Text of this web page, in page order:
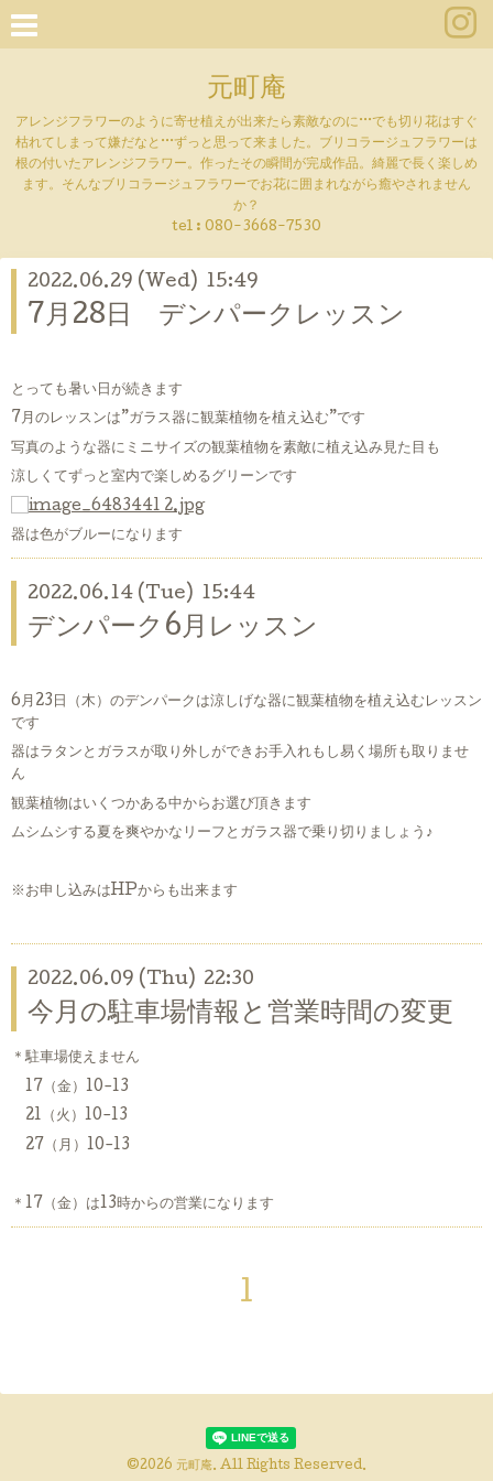
元町庵
アレンジフラワーのように寄せ植えが出来たら素敵なのに···でも切り花はすぐ
枯れてしまって嫌だなと···ずっと思って来ました。ブリコラージュフラワーは
根の付いたアレンジフラワー。作ったその瞬間が完成作品。綺麗で長く楽しめ
ます。そんなブリコラージュフラワーでお花に囲まれながら癒やされません
か？
tel : 080-3668-7530
2022.06.29 (Wed) 15:49
7月28日 デンパークレッスン
とっても暑い日が続きます
7月のレッスンは”ガラス器に観葉植物を植え込む”です
写真のような器にミニサイズの観葉植物を素敵に植え込み見た目も
涼しくてずっと室内で楽しめるグリーンです
器は色がブルーになります
2022.06.14 (Tue) 15:44
デンパーク6月レッスン
6月23日（木）のデンパークは涼しげな器に観葉植物を植え込むレッスン
です
器はラタンとガラスが取り外しができお手入れもし易く場所も取りませ
ん
観葉植物はいくつかある中からお選び頂きます
ムシムシする夏を爽やかなリーフとガラス器で乗り切りましょう♪
※お申し込みはHPからも出来ます
2022.06.09 (Thu) 22:30
今月の駐車場情報と営業時間の変更
＊駐車場使えません
17（金）10-13
21（火）10-13
27（月）10-13
＊17（金）は13時からの営業になります
1
©2026 元町庵. All Rights Reserved.